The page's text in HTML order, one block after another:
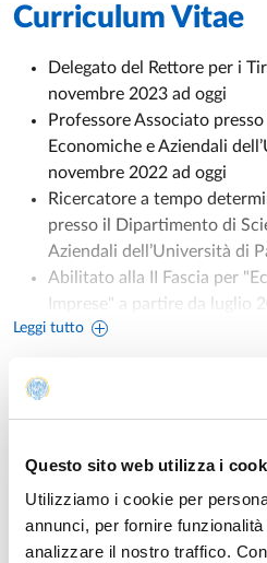
Questo sito web utilizza i
Utilizziamo i cookie per
annunci, per fornire
analizzare il nostro traffico.
Curriculum Vitae
Leggi tutto
Delegato del Rettore per i
novembre 2023 ad oggi
Professore Associato
Economiche e Aziendali
novembre 2022 ad oggi
Ricercatore a tempo
presso il Dipartimento di
Aziendali dell’Università di
Abilitato alla II Fascia per
Imprese" a partire da luglio
Assegnista di ricerca
2016 al 2019.
Parma.
Appartenenza a Società
Academy of Marketing
DELEGATO AI TIROCINI E AL JOB
UNITÀ ORGANIZZATIVA AFFERENTE:
Altri incarichi